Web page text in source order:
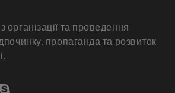
організації та проведення
пропаганда та розвиток